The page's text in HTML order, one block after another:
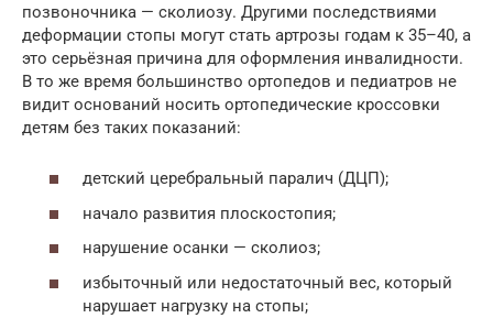
позвоночника — сколиозу. Другими последствиями
деформации стопы могут стать артрозы годам к 35–40, а
это серьёзная причина для оформления инвалидности.
В то же время большинство ортопедов и педиатров не
видит оснований носить ортопедические кроссовки
детям без таких показаний:
детский церебральный паралич (ДЦП);
начало развития плоскостопия;
нарушение осанки — сколиоз;
избыточный или недостаточный вес, который
нарушает нагрузку на стопы;